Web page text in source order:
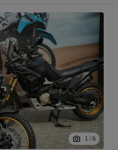
1 / 6